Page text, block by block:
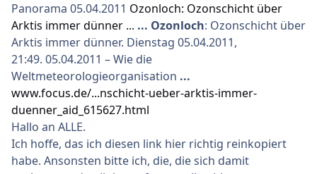
Panorama 05.04.2011 Ozonloch: Ozonschicht über
Arktis immer dünner ... ... Ozonloch: Ozonschicht über
Arktis immer dünner. Dienstag 05.04.2011,
21:49. 05.04.2011 – Wie die
Weltmeteorologieorganisation ...
www.focus.de/...nschicht-ueber-arktis-immer-
duenner_aid_615627.html
Hallo an ALLE.
Ich hoffe, das ich diesen link hier richtig reinkopiert
habe. Ansonsten bitte ich, die, die sich damit